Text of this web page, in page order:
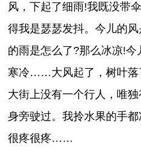
风，下起了细雨!我既没带
得我是瑟瑟发抖。今儿的
的雨是怎么了?那么冰凉!
寒冷……大风起了，树叶落
大街上没有一个行人，唯
身旁驶过。我拎水果的手
很疼很疼……